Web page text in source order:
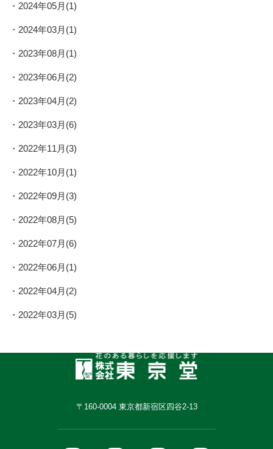
2024年05月(1)
2024年03月(1)
2023年08月(1)
2023年06月(2)
2023年04月(2)
2023年03月(6)
2022年11月(3)
2022年10月(1)
2022年09月(3)
2022年08月(5)
2022年07月(6)
2022年06月(1)
2022年04月(2)
2022年03月(5)
〒160-0004 東京都新宿区四谷2-13